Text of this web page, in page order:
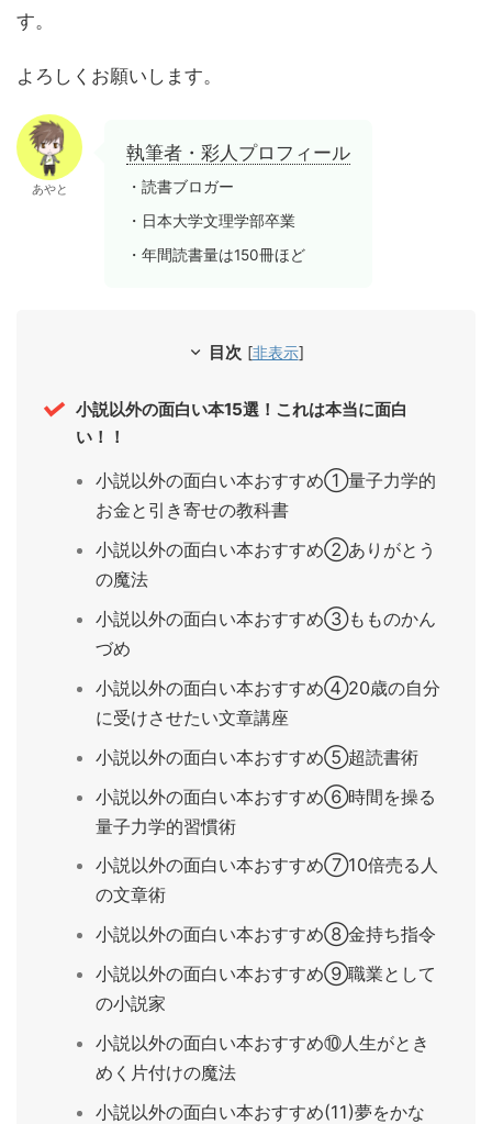
す。
よろしくお願いします。
あやと
執筆者・彩人プロフィール
・読書ブロガー
・日本大学文理学部卒業
・年間読書量は150冊ほど
目次 [非表示]
小説以外の面白い本15選！これは本当に面白
い！！
小説以外の面白い本おすすめ①量子力学的
お金と引き寄せの教科書
小説以外の面白い本おすすめ②ありがとう
の魔法
小説以外の面白い本おすすめ③もものかん
づめ
小説以外の面白い本おすすめ④20歳の自分
に受けさせたい文章講座
小説以外の面白い本おすすめ⑤超読書術
小説以外の面白い本おすすめ⑥時間を操る
量子力学的習慣術
小説以外の面白い本おすすめ⑦10倍売る人
の文章術
小説以外の面白い本おすすめ⑧金持ち指令
小説以外の面白い本おすすめ⑨職業として
の小説家
小説以外の面白い本おすすめ⑩人生がとき
めく片付けの魔法
小説以外の面白い本おすすめ(11)夢をかな